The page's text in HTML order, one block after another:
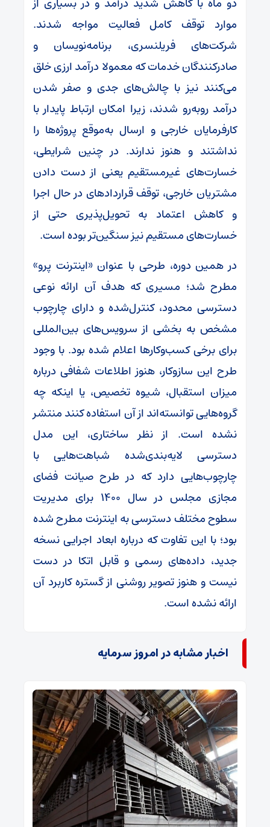
موارد توقف کامل فعالیت مواجه شدند.
شرکت‌های فریلنسری، برنامه‌نویسان و
صادرکنندگان خدمات که معمولا درآمد ارزی خلق
می‌کنند نیز با چالش‌های جدی و صفر شدن
درآمد روبه‌رو شدند، زیرا امکان ارتباط پایدار با
کارفرمایان خارجی و ارسال به‌موقع پروژه‌ها را
نداشتند و هنوز ندارند. در چنین شرایطی،
خسارت‌های غیرمستقیم یعنی از دست دادن
مشتریان خارجی، توقف قراردادهای در حال اجرا
و کاهش اعتماد به تحویل‌پذیری حتی از
خسارت‌های مستقیم نیز سنگین‌تر بوده است.
در همین دوره، طرحی با عنوان «اینترنت پرو»
مطرح شد؛ مسیری که هدف آن ارائه نوعی
دسترسی محدود، کنترل‌شده و دارای چارچوب
مشخص به بخشی از سرویس‌های بین‌المللی
برای برخی کسب‌وکارها اعلام شده بود. با وجود
طرح این سازوکار، هنوز اطلاعات شفافی درباره
میزان استقبال، شیوه تخصیص، یا اینکه چه
گروه‌هایی توانسته‌اند از آن استفاده کنند منتشر
نشده است. از نظر ساختاری، این مدل
دسترسی لایه‌بندی‌شده شباهت‌هایی با
چارچوب‌هایی دارد که در طرح صیانت فضای
مجازی مجلس در سال ۱۴۰۰ برای مدیریت
سطوح مختلف دسترسی به اینترنت مطرح شده
بود؛ با این تفاوت که درباره ابعاد اجرایی نسخه
جدید، داده‌های رسمی و قابل اتکا در دست
نیست و هنوز تصویر روشنی از گستره کاربرد آن
ارائه نشده است.
اخبار مشابه در امروز سرمایه